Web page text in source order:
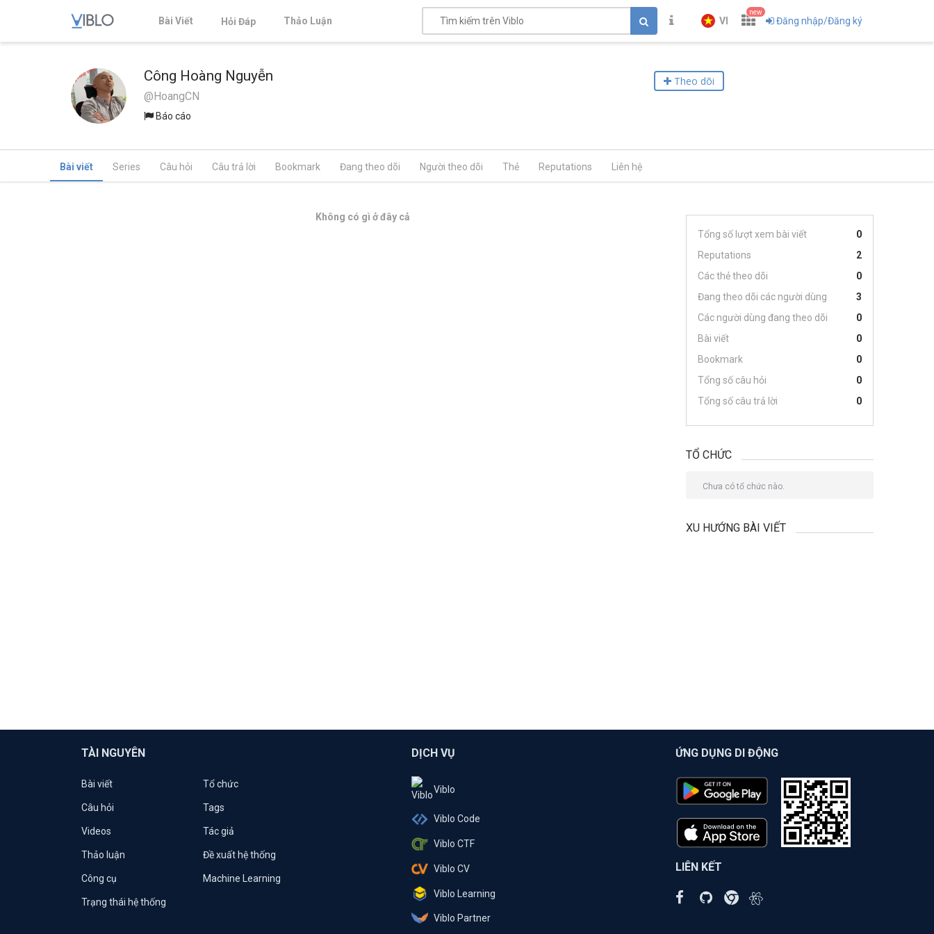
Bài Viết Hỏi Đáp Thảo Luận VI
new
Đăng nhập/Đăng ký
Công Hoàng Nguyễn
@HoangCN
Báo cáo
Theo dõi
Bài viết Series Câu hỏi Câu trả lời Bookmark Đang theo dõi Người theo dõi Thẻ Reputations Liên hệ
Không có gì ở đây cả
Tổng số lượt xem bài viết
0
Reputations
2
Các thẻ theo dõi
0
Đang theo dõi các người dùng
3
Các người dùng đang theo dõi
0
Bài viết
0
Bookmark
0
Tổng số câu hỏi
0
Tổng số câu trả lời
0
TỔ CHỨC
Chưa có tổ chức nào.
XU HƯỚNG BÀI VIẾT
TÀI NGUYÊN
Bài viết Tổ chức
Câu hỏi Tags
Videos Tác giả
Thảo luận Đề xuất hệ thống
Công cụ Machine Learning
Trạng thái hệ thống
DỊCH VỤ
Viblo
Viblo Code
Viblo CTF
Viblo CV
Viblo Learning
Viblo Partner
ỨNG DỤNG DI ĐỘNG
LIÊN KẾT